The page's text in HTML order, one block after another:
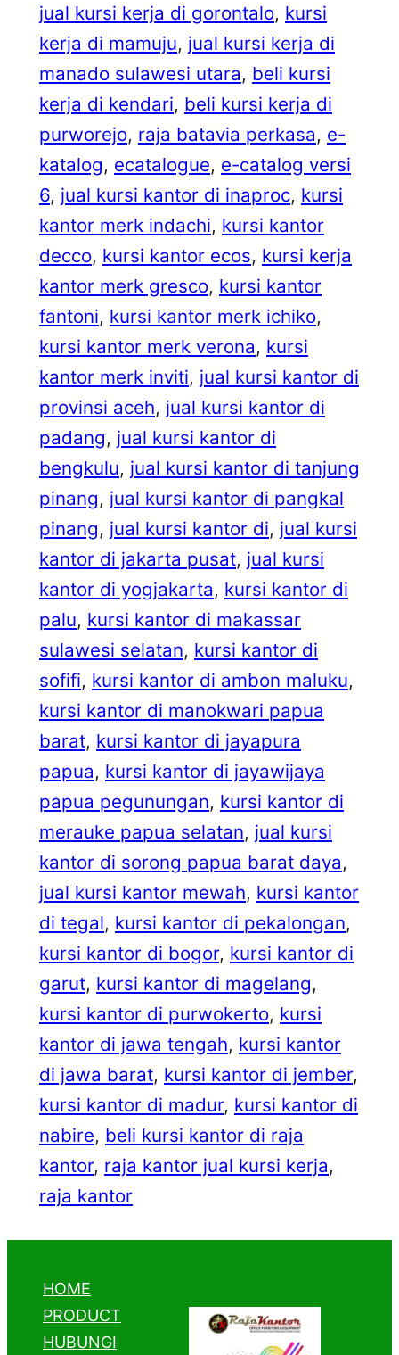
jual kursi kerja di gorontalo, kursi
kerja di mamuju, jual kursi kerja di
manado sulawesi utara, beli kursi
kerja di kendari, beli kursi kerja di
purworejo, raja batavia perkasa, e-
katalog, ecatalogue, e-catalog versi
6, jual kursi kantor di inaproc, kursi
kantor merk indachi, kursi kantor
decco, kursi kantor ecos, kursi kerja
kantor merk gresco, kursi kantor
fantoni, kursi kantor merk ichiko
kursi kantor merk verona, kursi
kantor merk inviti, jual kursi kantor di
provinsi aceh, jual kursi kantor di
padang, jual kursi kantor di
bengkulu, jual kursi kantor di tanjung
pinang, jual kursi kantor di pangkal
pinang, jual kursi kantor di, jual kursi
kantor di jakarta pusat, jual kursi
kantor di yogjakarta, kursi kantor di
palu, kursi kantor di makassar
sulawesi selatan, kursi kantor di
sofifi, kursi kantor di ambon maluku
kursi kantor di manokwari papua
barat, kursi kantor di jayapura
papua, kursi kantor di jayawijaya
papua pegunungan, kursi kantor di
merauke papua selatan, jual kursi
kantor di sorong papua barat daya
jual kursi kantor mewah, kursi kantor
di tegal, kursi kantor di pekalongan
kursi kantor di bogor, kursi kantor di
garut, kursi kantor di magelang
kursi kantor di purwokerto, kursi
kantor di jawa tengah, kursi kantor
di jawa barat, kursi kantor di jember
kursi kantor di madur, kursi kantor di
nabire, beli kursi kantor di raja
kantor, raja kantor jual kursi kerja
raja kantor
HOME
PRODUCT
HUBUNGI